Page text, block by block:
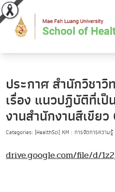
ประกาศ สำนักวิชา
เรื่อง แนวปฏิบัติที่เป็
งานสำนักงานสีเขีย
Categories: [HealthSci] KM : การจัดการความรู้
drive.google.com/file/d/